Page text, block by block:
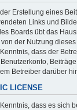
Erstellung eines
Links und
Boards übt das
der Nutzung
dass der
Betreiber darüber
LICENSE
dass es sich